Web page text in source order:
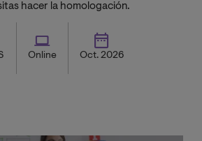
hacer la homologación.
Online Oct. 2026